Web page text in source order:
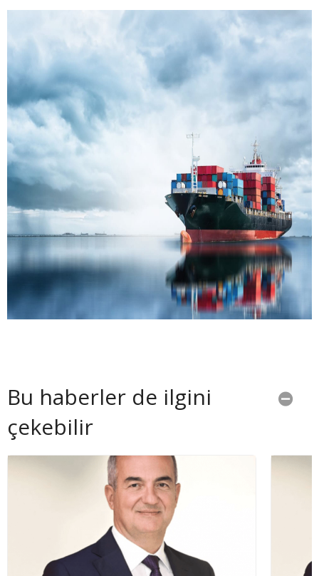
Bu haberler de ilgini
çekebilir